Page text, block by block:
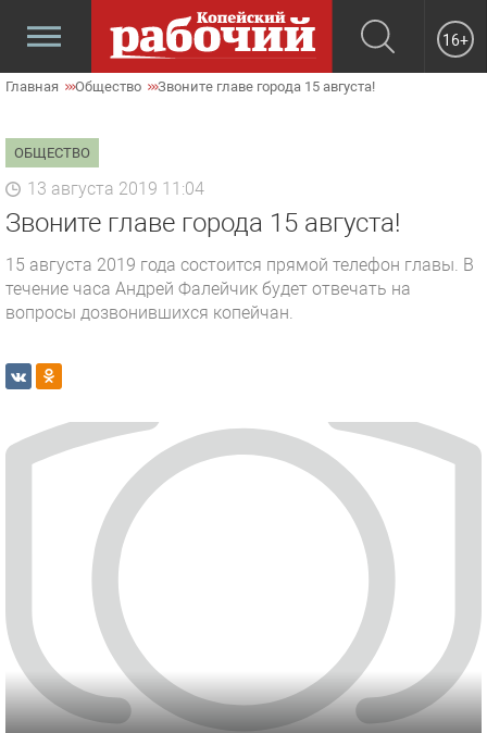
16+
Главная Общество Звоните главе города 15 августа!
ОБЩЕСТВО
13 августа 2019 11:04
Звоните главе города 15 августа!
15 августа 2019 года состоится прямой телефон главы. В
течение часа Андрей Фалейчик будет отвечать на
вопросы дозвонившихся копейчан.